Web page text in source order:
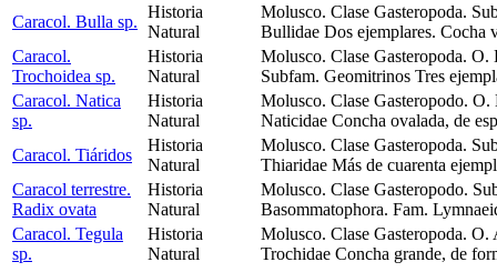
Caracol. Bulla sp.
Historia
Natural
Molusco. Clase Gasteropoda.
Bullidae Dos ejemplares. Cocha
Caracol.
Trochoidea sp.
Historia
Natural
Molusco. Clase Gasteropoda.
Subfam. Geomitrinos Tres
Caracol. Natica
sp.
Historia
Natural
Molusco. Clase Gasteropodo. O.
Naticidae Concha ovalada, de
Caracol. Tiáridos
Historia
Natural
Molusco. Clase Gasteropoda.
Thiaridae Más de cuarenta
Caracol terrestre.
Radix ovata
Historia
Natural
Molusco. Clase Gasteropodo.
Basommatophora. Fam.
Caracol. Tegula
sp.
Historia
Natural
Molusco. Clase Gasteropoda. O.
Trochidae Concha grande, de